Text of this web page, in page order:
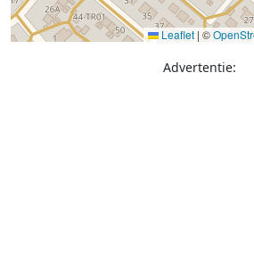
Leaflet | ©
Advertentie: